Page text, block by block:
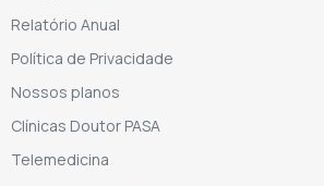
Relatório Anual
Política de Privacidade
Nossos planos
Clínicas Doutor PASA
Telemedicina